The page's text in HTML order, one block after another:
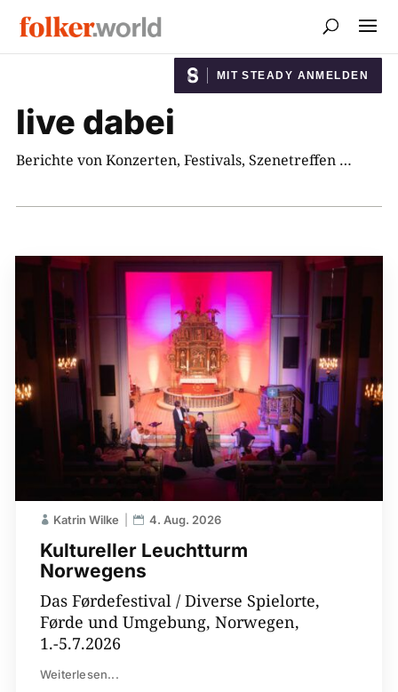
MIT STEADY ANMELDEN
live dabei
Berichte von Konzerten, Festivals, Szenetreffen …
Kultureller Leuchtturm
Norwegens
Katrin Wilke 4. Aug. 2026
Das Førdefestival / Diverse Spielorte,
Førde und Umgebung, Norwegen,
1.-5.7.2026
Weiterlesen...